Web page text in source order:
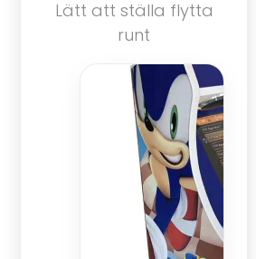
Lätt att ställa flytta
runt